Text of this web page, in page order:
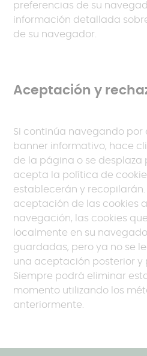
preferencias de su
información detallada
de su navegador.
Aceptación y
Si continúa navegando por
banner informativo, hace
de la página o se desplaza
acepta la política de
establecerán y recopilarán.
aceptación de las cookies
navegación, las cookies
localmente en su
guardadas, pero ya no se
una aceptación posterior y
Siempre podrá eliminar
momento utilizando los
anteriormente.